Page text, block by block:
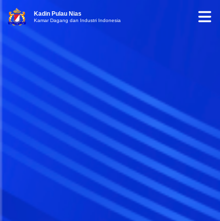
Kadin Pulau Nias
Kamar Dagang dan Industri Indonesia